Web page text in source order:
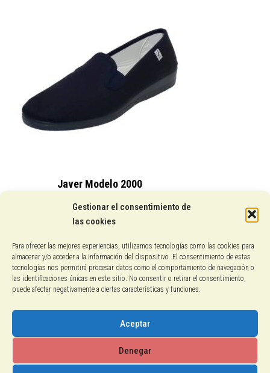
Gestionar el consentimiento de
las cookies
Para ofrecer las mejores experiencias, utilizamos tecnologías como las cookies para
almacenar y/o acceder a la información del dispositivo. El consentimiento de estas
tecnologías nos permitirá procesar datos como el comportamiento de navegación o
las identificaciones únicas en este sitio. No consentir o retirar el consentimiento,
puede afectar negativamente a ciertas características y funciones.
Aceptar
Denegar
85,00 €.65,00 €.
Javer Modelo 2000
15,25€
Conocenos
Pagos con PayPal